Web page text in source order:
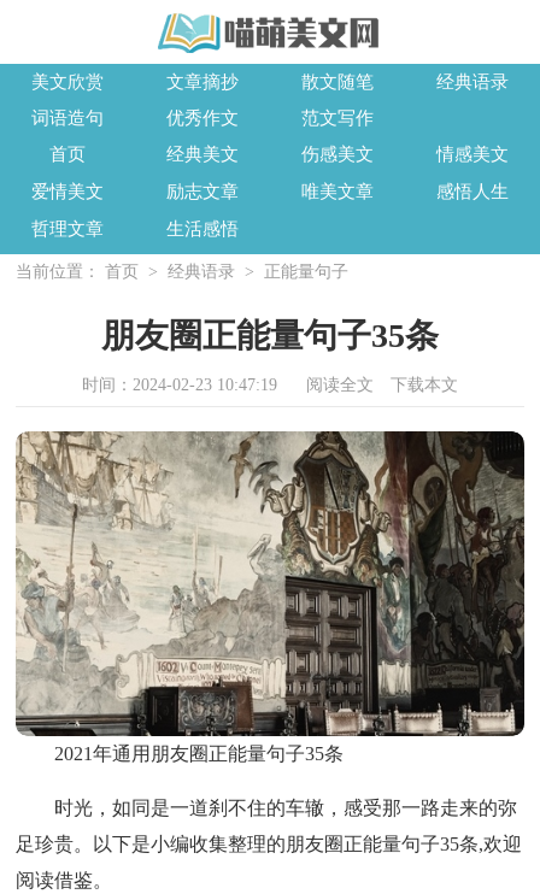
美文欣赏 文章摘抄 散文随笔
经典语录
词语造句
优秀作文
范文写作
首页
经典美文 伤感美文
情感美文
爱情美文
励志文章 唯美文章
感悟人生
哲理文章
生活感悟
当前位置： 首页 > 经典语录 > 正能量句子
朋友圈正能量句子35条
时间：2024-02-23 10:47:19 阅读全文 下载本文
2021年通用朋友圈正能量句子35条
时光，如同是一道刹不住的车辙，感受那一路走来的弥
足珍贵。以下是小编收集整理的朋友圈正能量句子35条,欢迎
阅读借鉴。